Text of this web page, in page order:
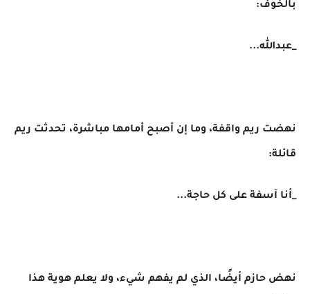
بالخوف:
_عبدالله...
نهضت ريم واقفة، وما إن أصبح أمامها مباشرة، تحدثت ريم
قائلة:
_أنا آسفة على كل حاجة...
نهض حازم أيضًا، الذي لم يفهم شيء، ولا يعلم هوية هذا